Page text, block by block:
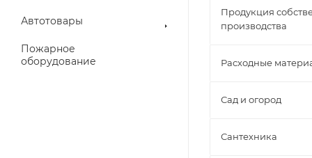
Автотовары
Пожарное
оборудование
Продукция
производства
Расходные
Сад и огород
Сантехника